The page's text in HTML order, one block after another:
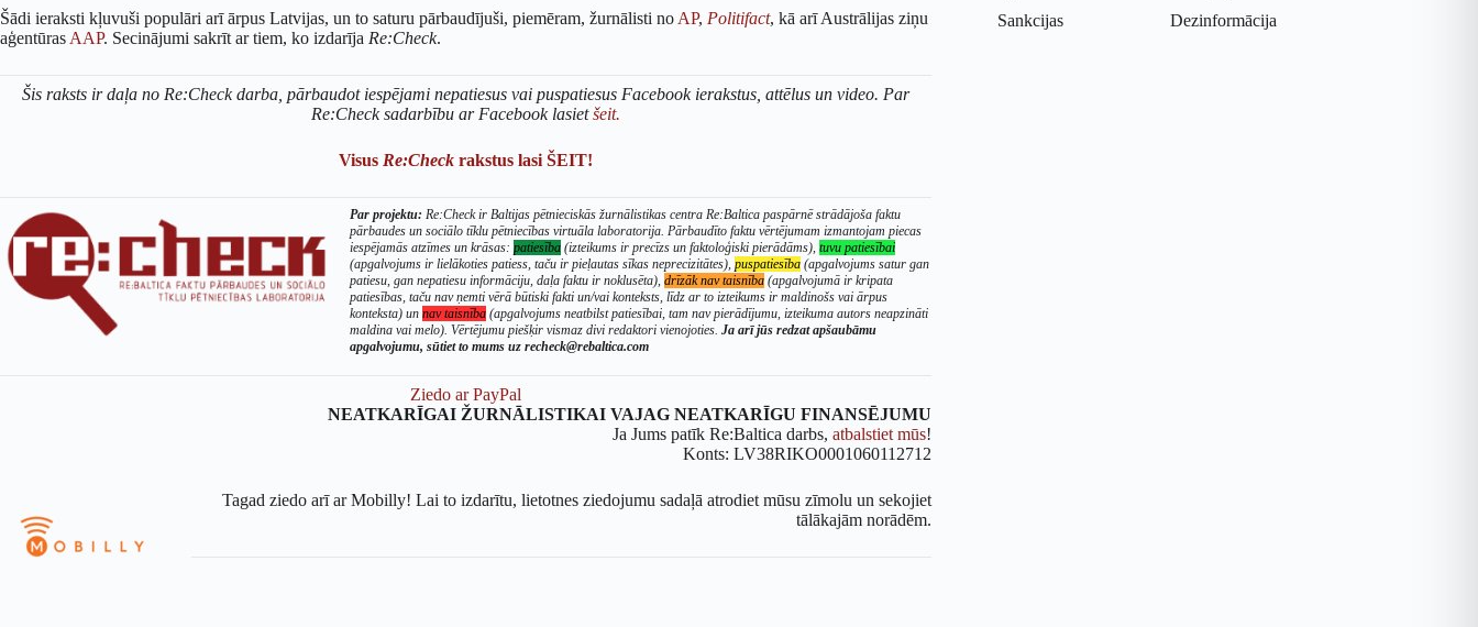
Šādi ieraksti kļuvuši populāri arī ārpus Latvijas, un to saturu pārbaudījuši, piemēram, žurnālisti no AP, Politifact, kā arī Austrālijas ziņu
aģentūras AAP. Secinājumi sakrīt ar tiem, ko izdarīja Re:Check.
Šis raksts ir daļa no Re:Check darba, pārbaudot iespējami nepatiesus vai puspatiesus Facebook ierakstus, attēlus un video. Par
Re:Check sadarbību ar Facebook lasietšeit.
Visus Re:Checkrakstus lasi ŠEIT!
Par projektu: Re:Check ir Baltijas pētnieciskās žurnālistikas centra Re:Baltica paspārnē strādājoša faktu
pārbaudes un sociālo tīklu pētniecības virtuāla laboratorija. Pārbaudīto faktu vērtējumam izmantojam piecas
iespējamās atzīmes un krāsas: patiesība (izteikums ir precīzs un faktoloģiski pierādāms), tuvu patiesībai
(apgalvojums ir lielākoties patiess, taču ir pieļautas sīkas neprecizitātes), puspatiesība (apgalvojums satur gan
patiesu, gan nepatiesu informāciju, daļa faktu ir noklusēta), drīzāk nav taisnība (apgalvojumā ir kripata
patiesības, taču nav ņemti vērā būtiski fakti un/vai konteksts, līdz ar to izteikums ir maldinošs vai ārpus
konteksta) un nav taisnība (apgalvojums neatbilst patiesībai, tam nav pierādījumu, izteikuma autors neapzināti
maldina vai melo). Vērtējumu piešķir vismaz divi redaktori vienojoties. Ja arī jūs redzat apšaubāmu
apgalvojumu, sūtiet to mums uz recheck@rebaltica.com
Ziedo ar PayPal
NEATKARĪGAI ŽURNĀLISTIKAI VAJAG NEATKARĪGU FINANSĒJUMU
Ja Jums patīk Re:Baltica darbs, atbalstiet mūs!
Konts: LV38RIKO0001060112712
Tagad ziedo arī ar Mobilly! Lai to izdarītu, lietotnes ziedojumu sadaļā atrodiet mūsu zīmolu un sekojiet
tālākajām norādēm.
Sankcijas
Dezinformācija